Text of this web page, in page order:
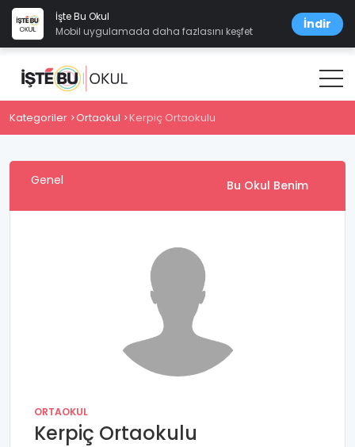
İşte Bu Okul
Mobil uygulamada daha fazlasını keşfet
İndir
Kategoriler Ortaokul Kerpiç Ortaokulu
Genel Bu Okul Benim
ORTAOKUL
Kerpiç Ortaokulu